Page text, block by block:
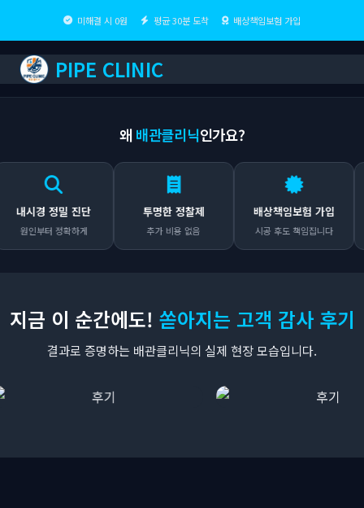
미해결 시 0원 평균 30분 도착 배상책임보험 가입
PIPE CLINIC
왜 배관클리닉인가요?
시경 정밀 진단
인부터 정확하게
투명한 정찰제
추가 비용 없음
배상책임보험 가입
시공 후도 책임집니다
지금 이 순간에도! 쏟아지는 고객 감사 후기
결과로 증명하는 배관클리닉의 실제 현장 모습입니다.